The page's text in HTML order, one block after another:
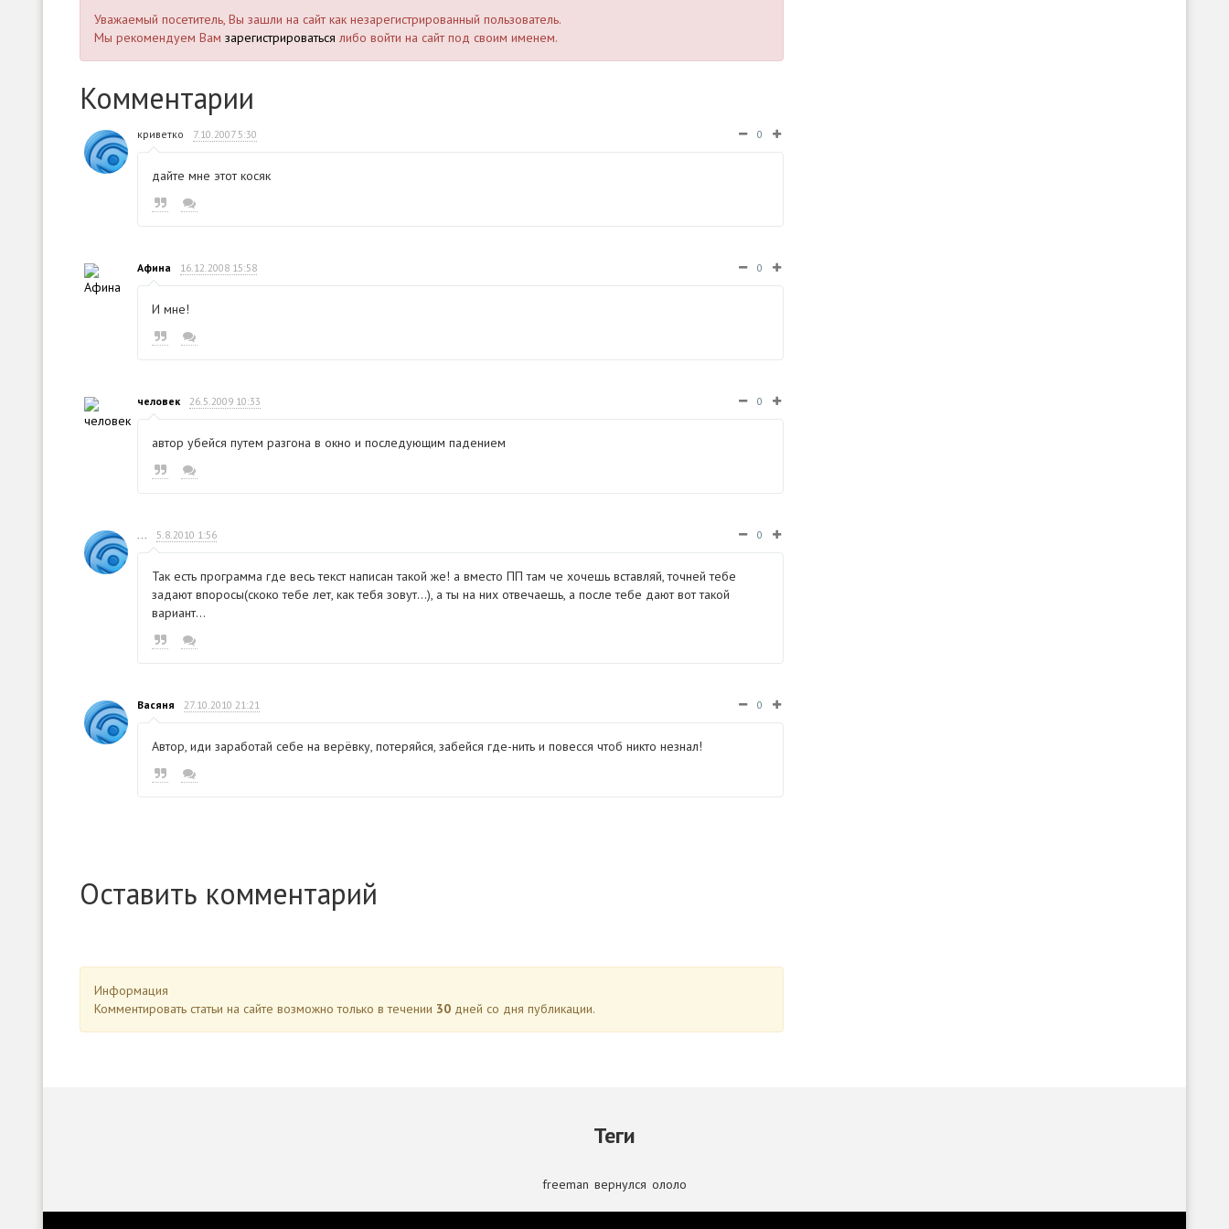
Уважаемый посетитель, Вы зашли на сайт как незарегистрированный пользователь.
Мы рекомендуем Вам зарегистрироваться либо войти на сайт под своим именем.
Комментарии
криветко 7.10.2007 5:30 0
дайте мне этот косяк
Афина 16.12.2008 15:58 0
И мне!
человек 26.5.2009 10:33 0
автор убейся путем разгона в окно и последующим падением
... 5.8.2010 1:56 0
Так есть программа где весь текст написан такой же! а вместо ПП там че хочешь вставляй, точней тебе
задают впоросы(скоко тебе лет, как тебя зовут...), а ты на них отвечаешь, а после тебе дают вот такой
вариант...
Васяня 27.10.2010 21:21 0
Автор, иди заработай себе на верёвку, потеряйся, забейся где-нить и повесся чтоб никто незнал!
Оставить комментарий
Информация
Комментировать статьи на сайте возможно только в течении 30 дней со дня публикации.
Теги
freeman вернулся ололо